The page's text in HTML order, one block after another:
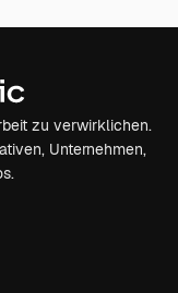
zu verwirklichen.
Unternehmen,